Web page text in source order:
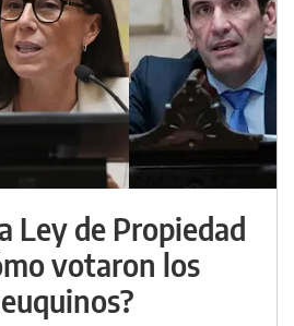
Ley de Propiedad
votaron los